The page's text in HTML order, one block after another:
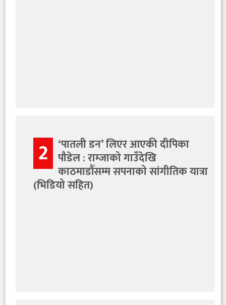
2 ‘पातली डन’ लिएर आएकी दीपिका
पौडेल : राम्जाको गाउँदेखि
काठमाडौँसम्म सपनाको सांगीतिक यात्रा
(भिडियो सहित)